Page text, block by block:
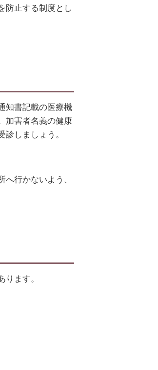
防止する制度とし
知書記載の医療機
加害者名義の健康
しましょう。
行かないよう、
ます。